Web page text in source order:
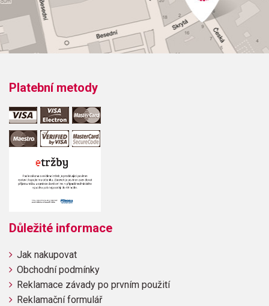
Platební metody
Důležité informace
Jak nakupovat
Obchodní podmínky
Reklamace závady po prvním použití
Reklamační formulář